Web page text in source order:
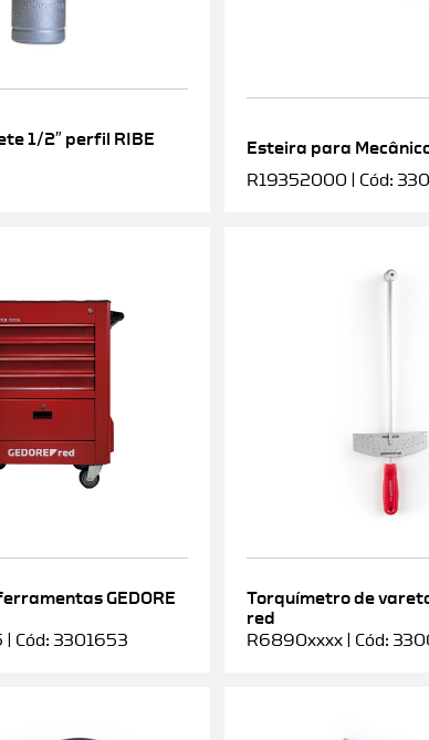
1/2″ perfil RIBE
Esteira para
R19352000 | Cód:
GEDORE
Cód: 3301653
Torquímetro de vareta
red
R6890xxxx | Cód: